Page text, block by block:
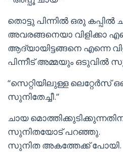
തൊട്ടു പിന്നിൽ ഒരു
അവരങ്ങനെയാ വിളിക്കാ
ആദ്യായിട്ടങ്ങനെ എന്നെ
പിന്നീട് അമ്മയും ഒടുവിൽ
“സെറ്റിയിലുള്ള ലെറ്റേർസ്
സുനിതേച്ചീ.”
ചായ
സുനിതയോട് പറഞ്ഞു.
സുനിത അകത്തേക്ക് പോയി.